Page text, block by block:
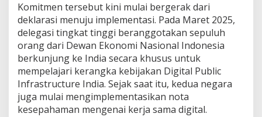
Komitmen tersebut kini mulai bergerak dari
deklarasi menuju implementasi. Pada Maret 2025,
delegasi tingkat tinggi beranggotakan sepuluh
orang dari Dewan Ekonomi Nasional Indonesia
berkunjung ke India secara khusus untuk
mempelajari kerangka kebijakan Digital Public
Infrastructure India. Sejak saat itu, kedua negara
juga mulai mengimplementasikan nota
kesepahaman mengenai kerja sama digital.